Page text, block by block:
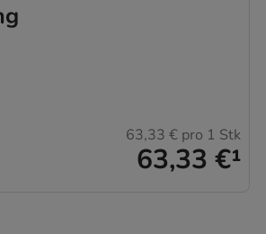
63,33 €¹
63,33 € pro 1 Stk